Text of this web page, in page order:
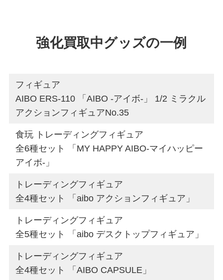
強化買取中グッズの一例
フィギュア
AIBO ERS-110 「AIBO -アイボ-」 1/2 ミラクル
アクションフィギュアNo.35
食玩 トレーディングフィギュア
全6種セット 「MY HAPPY AIBO-マイハッピー
アイボ-」
トレーディングフィギュア
全4種セット 「aibo アクションフィギュア」
トレーディングフィギュア
全5種セット 「aibo デスクトップフィギュア」
トレーディングフィギュア
全4種セット 「AIBO CAPSULE」